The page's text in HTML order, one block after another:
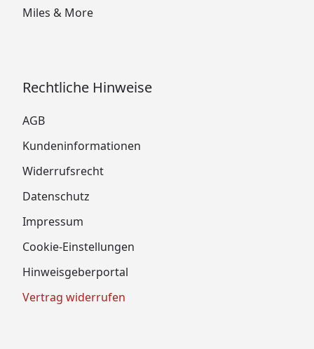
Miles & More
Rechtliche Hinweise
AGB
Kundeninformationen
Widerrufsrecht
Datenschutz
Impressum
Cookie-Einstellungen
Hinweisgeberportal
Vertrag widerrufen